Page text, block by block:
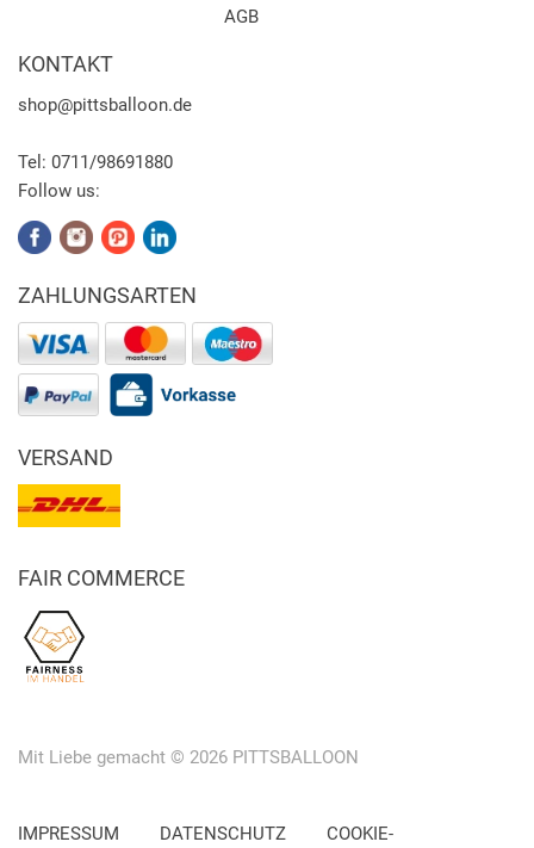
AGB
KONTAKT
shop@pittsballoon.de
Tel: 0711/98691880
Follow us:
ZAHLUNGSARTEN
VERSAND
FAIR COMMERCE
Mit Liebe gemacht © 2026 PITTSBALLOON
IMPRESSUM DATENSCHUTZ COOKIE-